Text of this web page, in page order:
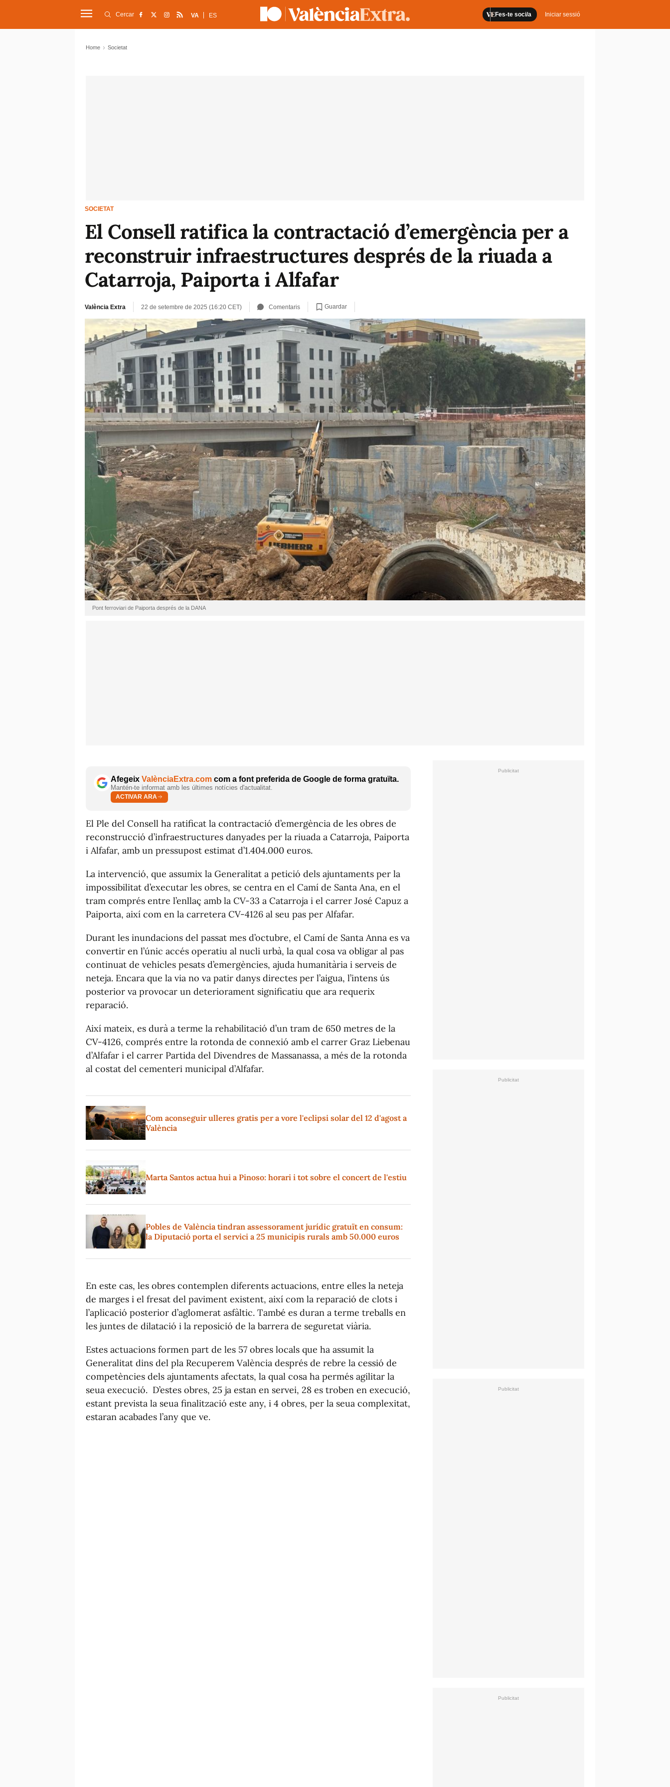
Fes-te soci/a Iniciar sessió
Cercar VA ES
Home Societat
SOCIETAT
El Consell ratifica la contractació d’emergència per a
reconstruir infraestructures després de la riuada a
Catarroja, Paiporta i Alfafar
València Extra 22 de setembre de 2025 (16:20 CET) Comentaris Guardar
Pont ferroviari de Paiporta després de la DANA
Afegeix ValènciaExtra.com com a font preferida de Google de forma gratuïta.
Mantén-te informat amb les últimes notícies d'actualitat.
ACTIVAR ARA
El Ple del Consell ha ratificat la contractació d’emergència de les obres de
reconstrucció d’infraestructures danyades per la riuada a Catarroja, Paiporta
i Alfafar, amb un pressupost estimat d’1.404.000 euros.
La intervenció, que assumix la Generalitat a petició dels ajuntaments per la
impossibilitat d’executar les obres, se centra en el Camí de Santa Ana, en el
tram comprés entre l’enllaç amb la CV-33 a Catarroja i el carrer José Capuz a
Paiporta, així com en la carretera CV-4126 al seu pas per Alfafar.
Durant les inundacions del passat mes d’octubre, el Camí de Santa Anna es va
convertir en l’únic accés operatiu al nucli urbà, la qual cosa va obligar al pas
continuat de vehicles pesats d’emergències, ajuda humanitària i serveis de
neteja. Encara que la via no va patir danys directes per l’aigua, l’intens ús
posterior va provocar un deteriorament significatiu que ara requerix
reparació.
Així mateix, es durà a terme la rehabilitació d’un tram de 650 metres de la
CV-4126, comprés entre la rotonda de connexió amb el carrer Graz Liebenau
d’Alfafar i el carrer Partida del Divendres de Massanassa, a més de la rotonda
al costat del cementeri municipal d’Alfafar.
Com aconseguir ulleres gratis per a vore l'eclipsi solar del 12 d'agost a
València
Marta Santos actua hui a Pinoso: horari i tot sobre el concert de l'estiu
Pobles de València tindran assessorament jurídic gratuït en consum:
la Diputació porta el servici a 25 municipis rurals amb 50.000 euros
En este cas, les obres contemplen diferents actuacions, entre elles la neteja
de marges i el fresat del paviment existent, així com la reparació de clots i
l’aplicació posterior d’aglomerat asfàltic. També es duran a terme treballs en
les juntes de dilatació i la reposició de la barrera de seguretat viària.
Estes actuacions formen part de les 57 obres locals que ha assumit la
Generalitat dins del pla Recuperem València després de rebre la cessió de
competències dels ajuntaments afectats, la qual cosa ha permés agilitar la
seua execució. D’estes obres, 25 ja estan en servei, 28 es troben en execució,
estant prevista la seua finalització este any, i 4 obres, per la seua complexitat,
estaran acabades l’any que ve.